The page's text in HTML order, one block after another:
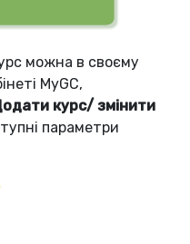
можна в своєму
MyGC,
курс/ змінити
параметри